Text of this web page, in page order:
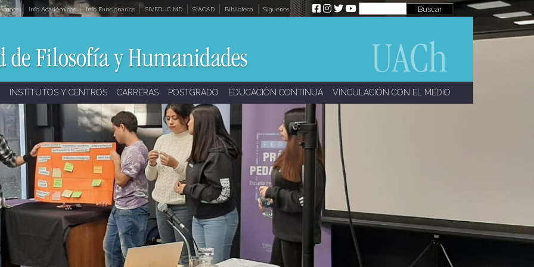
Info Académicos Info Funcionarios SIVEDUC MD SIACAD Biblioteca Síguenos
INSTITUTOS Y CENTROS CARRERAS POSTGRADO EDUCACIÓN CONTINUA VINCULACIÓN CON EL MEDIO